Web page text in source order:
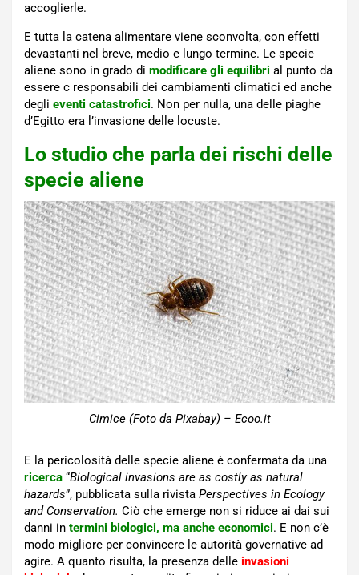
accoglierle.
E tutta la catena alimentare viene sconvolta, con effetti
devastanti nel breve, medio e lungo termine. Le specie
aliene sono in grado di modificare gli equilibri al punto da
essere c responsabili dei cambiamenti climatici ed anche
degli eventi catastrofici. Non per nulla, una delle piaghe
d’Egitto era l’invasione delle locuste.
Lo studio che parla dei rischi delle
specie aliene
Cimice (Foto da Pixabay) – Ecoo.it
E la pericolosità delle specie aliene è confermata da una
ricerca “Biological invasions are as costly as natural
hazards”, pubblicata sulla rivista Perspectives in Ecology
and Conservation. Ciò che emerge non si riduce ai dai sui
danni in termini biologici, ma anche economici. E non c’è
modo migliore per convincere le autorità governative ad
agire. A quanto risulta, la presenza delle invasioni